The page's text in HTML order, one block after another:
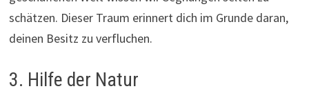
schätzen. Dieser Traum erinnert dich im Grunde daran,
deinen Besitz zu verfluchen.
3. Hilfe der Natur